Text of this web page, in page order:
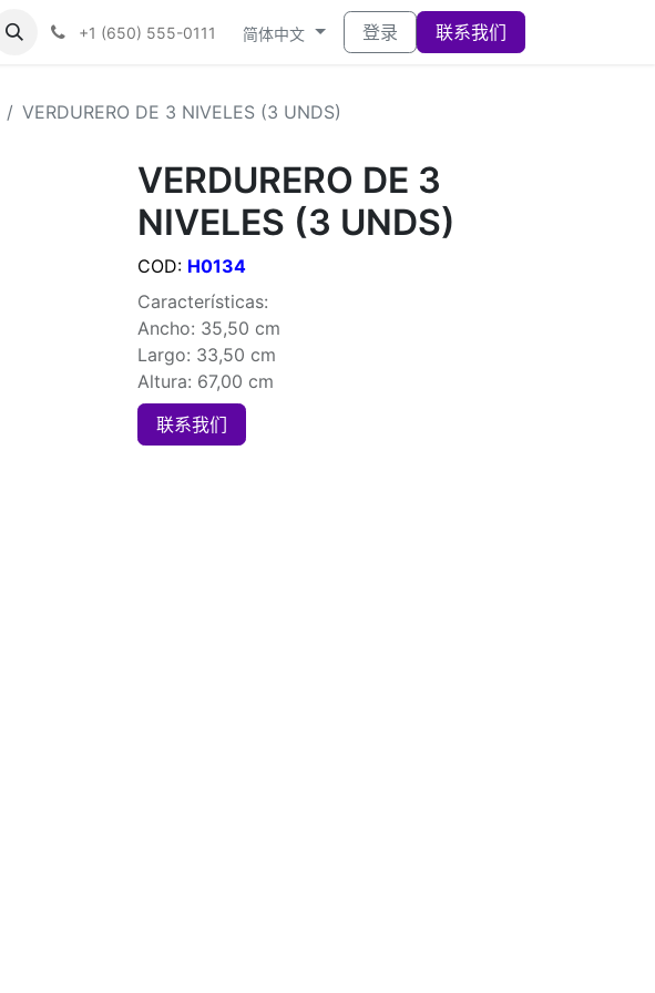
+1 (650) 555-0111 简体中文 登录 联系我们
VERDURERO DE 3 NIVELES (3 UNDS)
VERDURERO DE 3
NIVELES (3 UNDS)
COD: H0134
Características:
Ancho: 35,50 cm
Largo: 33,50 cm
Altura: 67,00 cm
联系我们